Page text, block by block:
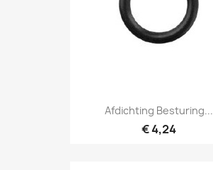
Afdichting Besturing...
€ 4,24